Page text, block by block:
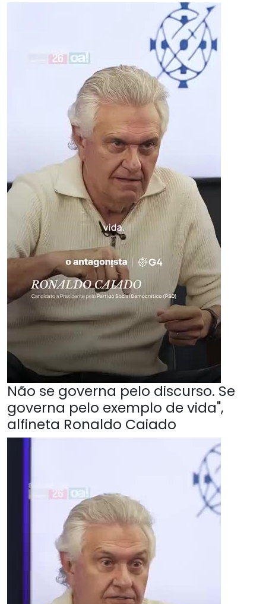
Não se governa pelo discurso. Se
governa pelo exemplo de vida",
alfineta Ronaldo Caiado